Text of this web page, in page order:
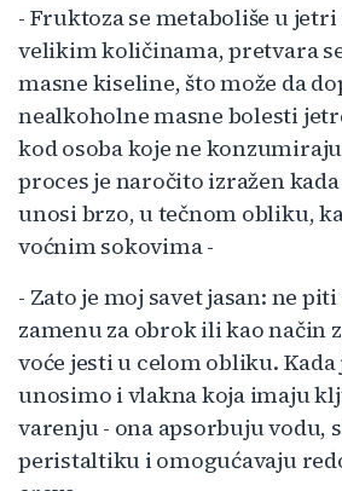
- Fruktoza se metaboliše u
velikim količinama, pretvara
masne kiseline, što može da
nealkoholne masne bolesti
kod osoba koje ne
proces je naročito izražen
unosi brzo, u tečnom obliku,
voćnim sokovima -
- Zato je moj savet jasan: ne
zamenu za obrok ili kao način
voće jesti u celom obliku. Kada
unosimo i vlakna koja imaju
varenju - ona apsorbuju vodu,
peristaltiku i omogućavaju